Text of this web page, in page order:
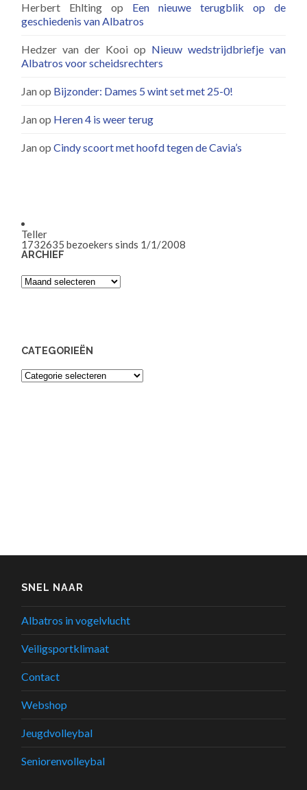
Herbert Ehlting op Een nieuwe terugblik op de
geschiedenis van Albatros
Hedzer van der Kooi op Nieuw wedstrijdbriefje van
Albatros voor scheidsrechters
Janop Bijzonder: Dames 5 wint set met 25-0!
Janop Heren 4 is weer terug
JanopCindy scoort met hoofd tegen de Cavia’s
Teller
1732635 bezoekers sinds 1/1/2008
ARCHIEF
Archief
CATEGORIEËN
Categorieën
SNEL NAAR
Albatros in vogelvlucht
Veiligsportklimaat
Contact
Webshop
Jeugdvolleybal
Seniorenvolleybal